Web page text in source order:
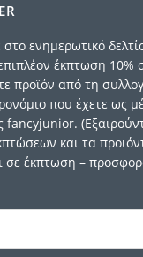
στο ενημερωτικό
έκπτωση 10%
προϊόν από τη
που έχετε ως
fancyjunior.
και τα
σε έκπτωση –